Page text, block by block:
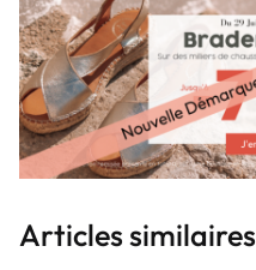
Articles similaires